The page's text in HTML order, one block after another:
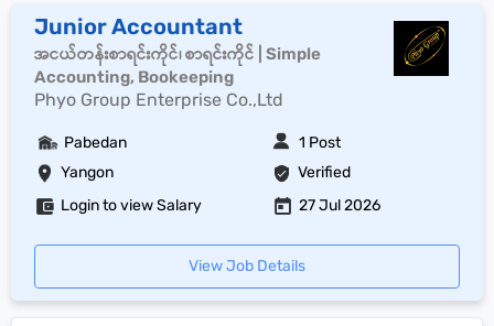
Junior Accountant
အငယ်တန်းစာရင်းကိုင်၊ စာရင်းကိုင် | Simple
Accounting, Bookeeping
Phyo Group Enterprise Co.,Ltd
Yangon Verified
Pabedan 1 Post
Login to view Salary 27 Jul 2026
View Job Details